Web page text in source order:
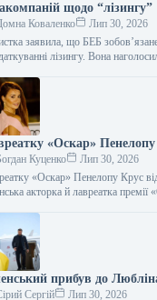
щодо “лізингу”
Коваленко
Лип 30, 2026
заявила, що БЕБ
лізингу. Вона
«Оскар» Пенелопу
Куценко
Лип 30, 2026
«Оскар» Пенелопу Крус
акторка й лавреатка
прибув до
Сергій Лип 30, 2026